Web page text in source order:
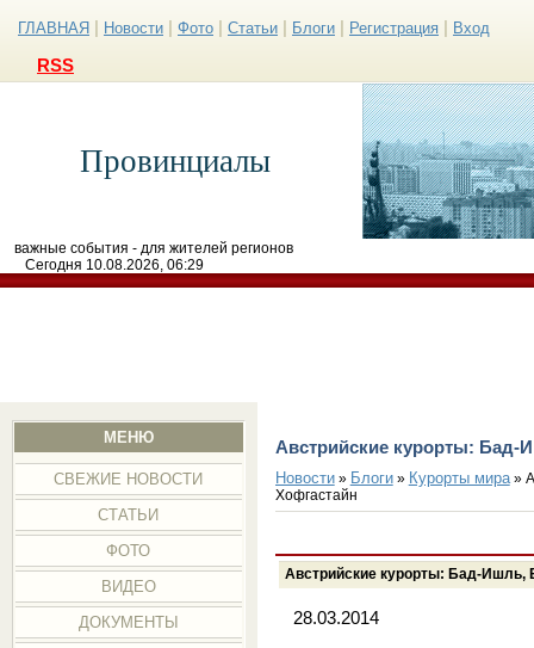
ГЛАВНАЯ Новости Фото Статьи Блоги Регистрация Вход
RSS
Провинциалы
важные события - для жителей регионов
Сегодня 10.08.2026, 06:29
МЕНЮ
СВЕЖИЕ НОВОСТИ
СТАТЬИ
ФОТО
ВИДЕО
ДОКУМЕНТЫ
Австрийские курорты: Бад-
Новости» Блоги» Курорты мира»
Хофгастайн
Австрийские курорты: Бад-Ишль,
28.03.2014